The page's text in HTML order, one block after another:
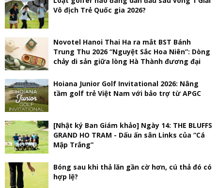
Vô địch Trẻ Quốc gia 2026?
Novotel Hanoi Thai Ha ra mắt BST Bánh
Trung Thu 2026 “Nguyệt Sắc Hoa Niên”: Dòng
chảy di sản giữa lòng Hà Thành đương đại
Hoiana Junior Golf Invitational 2026: Nâng
tầm golf trẻ Việt Nam với bảo trợ từ APGC
[Nhật ký Ban Giám khảo] Ngày 14: THE BLUFFS
GRAND HO TRAM - Dấu ấn sân Links của “Cá
Mập Trắng”
Bóng sau khi thả lăn gần cờ hơn, cú thả đó có
hợp lệ?